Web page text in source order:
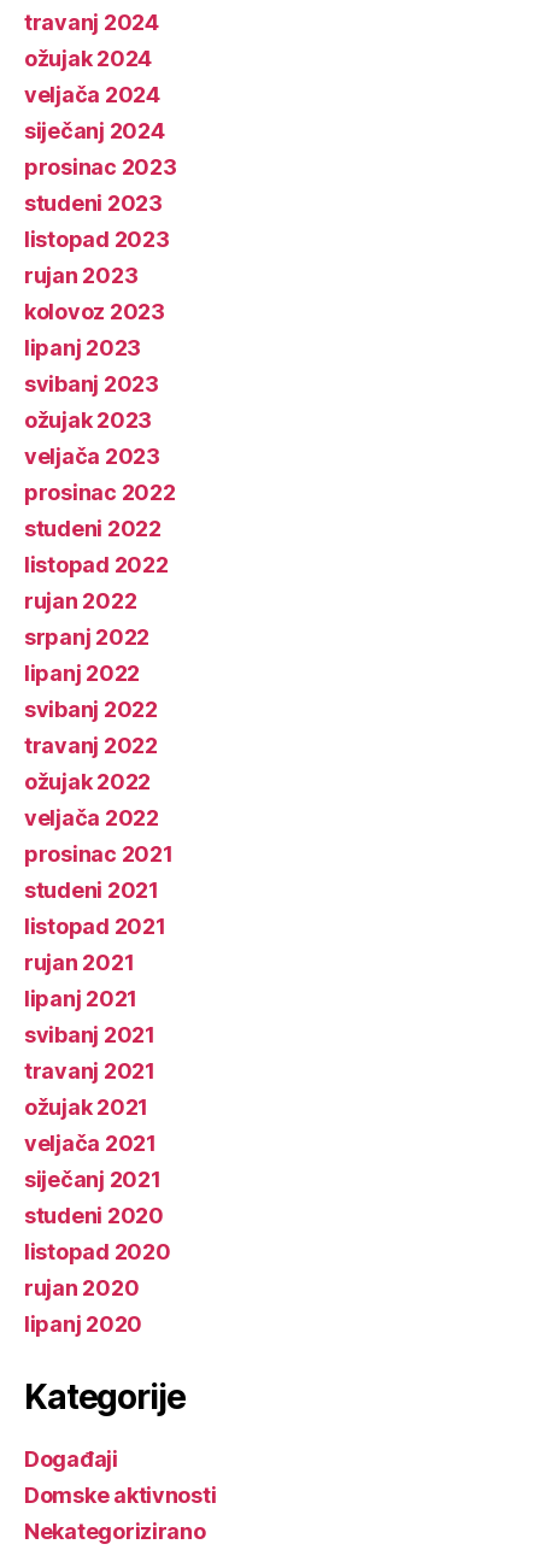
travanj 2024
ožujak 2024
veljača 2024
siječanj 2024
prosinac 2023
studeni 2023
listopad 2023
rujan 2023
kolovoz 2023
lipanj 2023
svibanj 2023
ožujak 2023
veljača 2023
prosinac 2022
studeni 2022
listopad 2022
rujan 2022
srpanj 2022
lipanj 2022
svibanj 2022
travanj 2022
ožujak 2022
veljača 2022
prosinac 2021
studeni 2021
listopad 2021
rujan 2021
lipanj 2021
svibanj 2021
travanj 2021
ožujak 2021
veljača 2021
siječanj 2021
studeni 2020
listopad 2020
rujan 2020
lipanj 2020
Kategorije
Događaji
Domske aktivnosti
Nekategorizirano